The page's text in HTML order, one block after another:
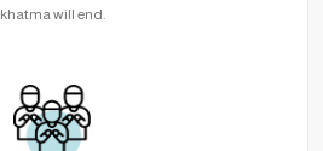
khatma will end.